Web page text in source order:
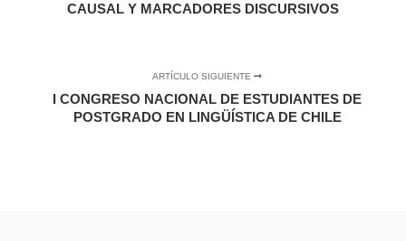
CAUSAL Y MARCADORES DISCURSIVOS
ARTÍCULO SIGUIENTE
I CONGRESO NACIONAL DE ESTUDIANTES DE
POSTGRADO EN LINGÜÍSTICA DE CHILE